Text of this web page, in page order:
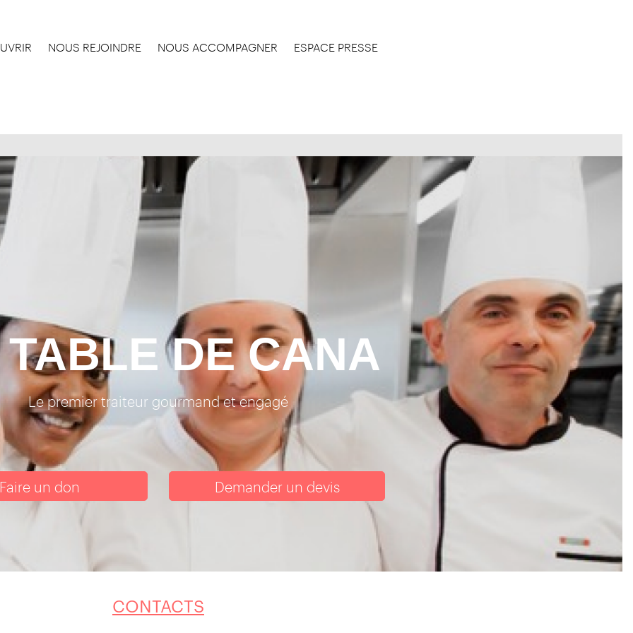
NOUS REJOINDRE NOUS ACCOMPAGNER ESPACE PRESSE
DE CANA
Le premier traiteur gourmand et engagé
Faire un don Demander un devis
CONTACTS